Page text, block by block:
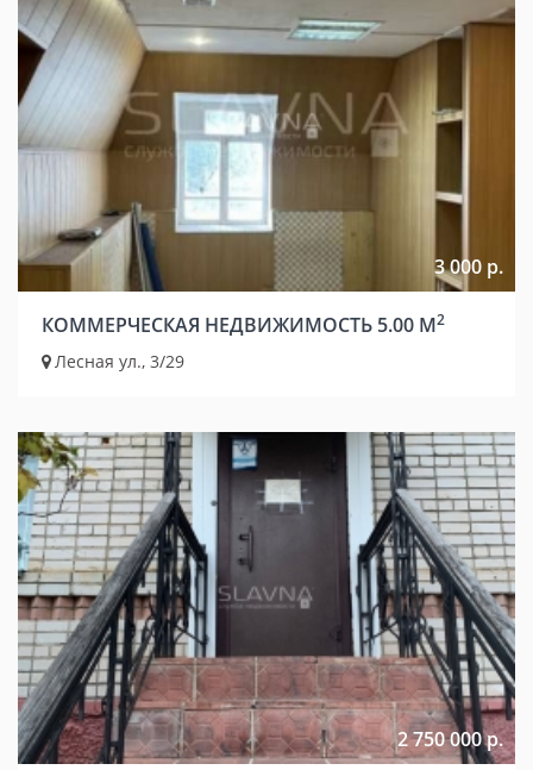
3 000 р.
КОММЕРЧЕСКАЯ НЕДВИЖИМОСТЬ 5.00 М2
Лесная ул., 3/29
2 750 000 р.